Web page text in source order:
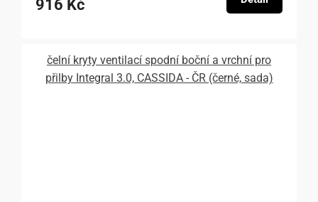
916 Kč
čelní kryty ventilací spodní boční a vrchní pro
přilby Integral 3.0, CASSIDA - ČR (černé, sada)